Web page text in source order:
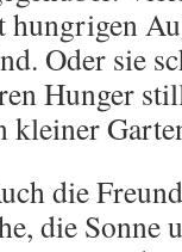
Oder sie
Hunger
kleiner
die
die Sonne